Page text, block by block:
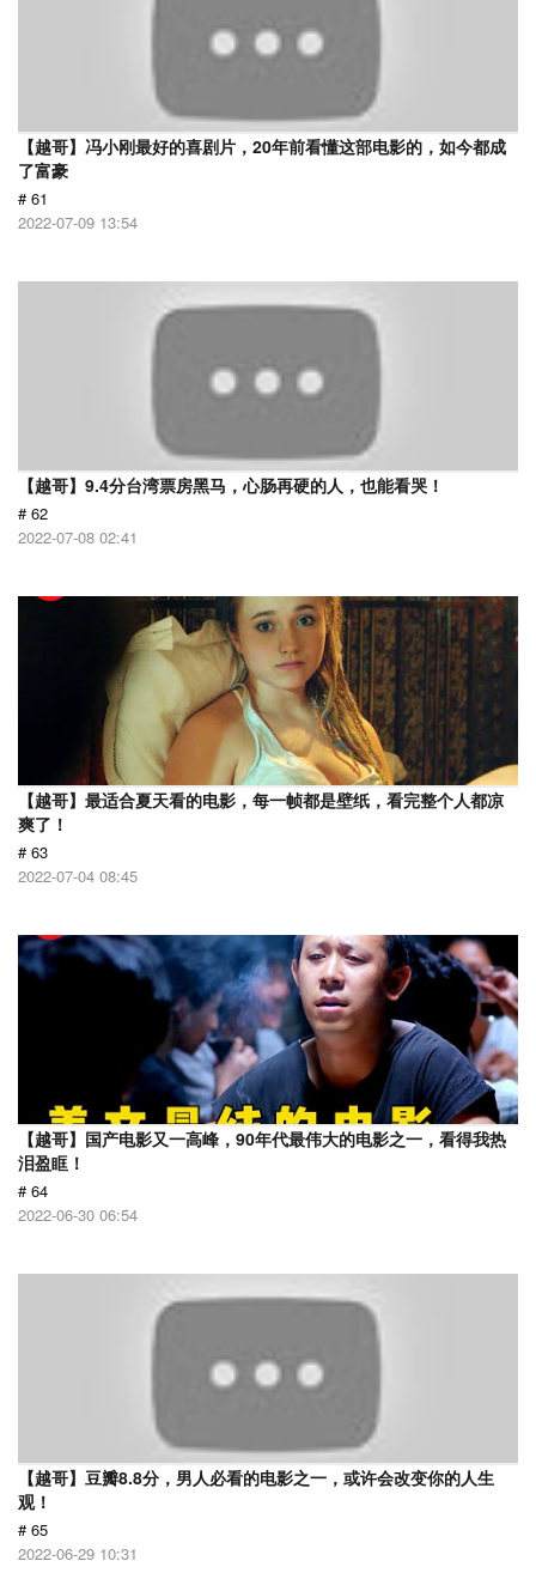
【越哥】冯小刚最好的喜剧片，20年前看懂这部电影的，如今都成
了富豪
# 61
2022-07-09 13:54
【越哥】9.4分台湾票房黑马，心肠再硬的人，也能看哭！
# 62
2022-07-08 02:41
【越哥】最适合夏天看的电影，每一帧都是壁纸，看完整个人都凉
爽了！
# 63
2022-07-04 08:45
【越哥】国产电影又一高峰，90年代最伟大的电影之一，看得我热
泪盈眶！
# 64
2022-06-30 06:54
【越哥】豆瓣8.8分，男人必看的电影之一，或许会改变你的人生
观！
# 65
2022-06-29 10:31